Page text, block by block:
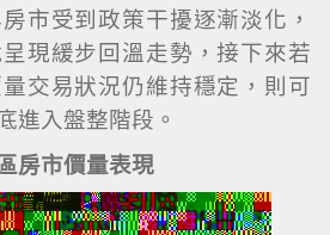
市受到政策干擾逐漸淡化，
現緩步回溫走勢，接下來若
交易狀況仍維持穩定，則可
進入盤整階段。
房市價量表現